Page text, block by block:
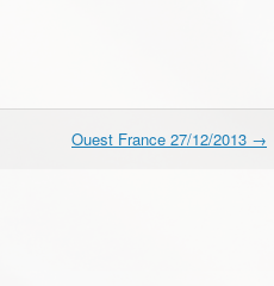
Ouest France 27/12/2013 →